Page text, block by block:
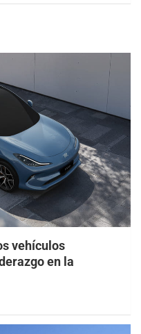
vehículos
en la